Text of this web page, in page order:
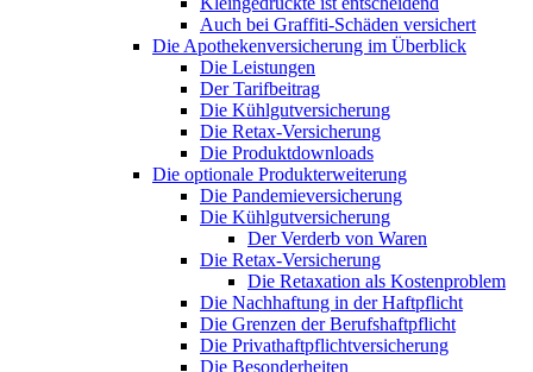
Auch bei Graffiti-Schäden versichert
Die Apothekenversicherung im Überblick
Die Leistungen
Der Tarifbeitrag
Die Kühlgutversicherung
Die Retax-Versicherung
Die Produktdownloads
Die optionale Produkterweiterung
Die Pandemieversicherung
Die Kühlgutversicherung
Der Verderb von Waren
Die Retax-Versicherung
Die Retaxation als Kostenproblem
Die Nachhaftung in der Haftpflicht
Die Grenzen der Berufshaftpflicht
Die Privathaftpflichtversicherung
Die Besonderheiten